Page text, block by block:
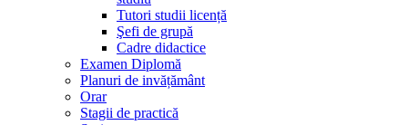
Tutori studii licență
Şefi de grupă
Cadre didactice
Examen Diplomă
Planuri de invățământ
Orar
Stagii de practică